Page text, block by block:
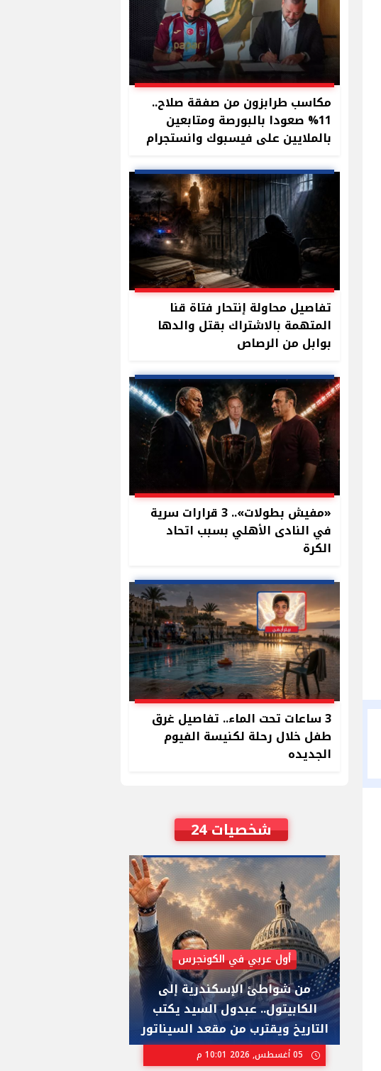
مكاسب طرابزون من صفقة صلاح..
11% صعودا بالبورصة ومتابعين
بالملايين على فيسبوك وانستجرام
تفاصيل محاولة إنتحار فتاة قنا
المتهمة بالاشتراك بقتل والدها
بوابل من الرصاص
«مفيش بطولات».. 3 قرارات سرية
في النادى الأهلي بسبب اتحاد
الكرة
3 ساعات تحت الماء.. تفاصيل غرق
طفل خلال رحلة لكنيسة الفيوم
الجديده
شخصيات 24
أول عربي في الكونجرس
من شواطئ الإسكندرية إلى
الكابيتول.. عبدول السيد يكتب
التاريخ ويقترب من مقعد السيناتور